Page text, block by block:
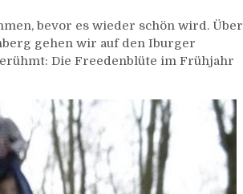
bevor es wieder schön wird. Über
gehen wir auf den Iburger
Die Freedenblüte im Frühjahr